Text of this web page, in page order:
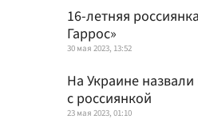
16-летняя
Гаррос»
30 мая 2023, 13:52
На Украине
с россиянкой
23 мая 2023, 01:10